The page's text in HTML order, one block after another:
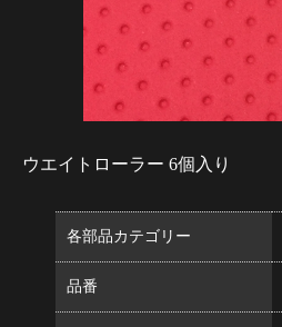
ウエイトローラー 6個入り
各部品カテゴリー
品番